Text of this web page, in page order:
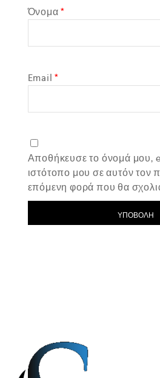
Όνομα*
Email*
Αποθήκευσε το όνομά μου,
ιστότοπο μου σε αυτόν τον
επόμενη φορά που θα